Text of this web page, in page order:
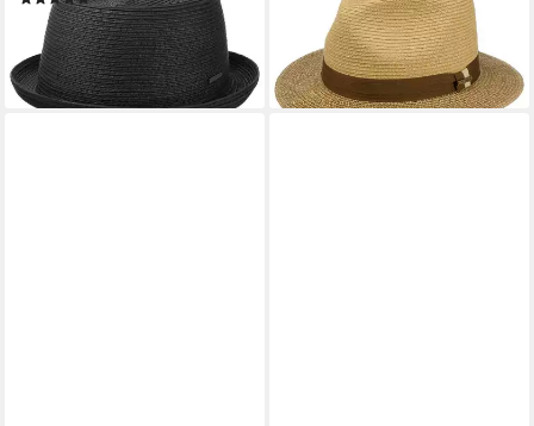
69,00 €
lieferbar - in 3-4 Werktagen bei dir
lieferbar - in 3-4 Werktagen bei dir